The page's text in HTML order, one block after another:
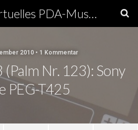
Olivers virtuelles PDA-Museum
2010 • 1 Kommentar
Nr. 123): Sony
PEG-T425